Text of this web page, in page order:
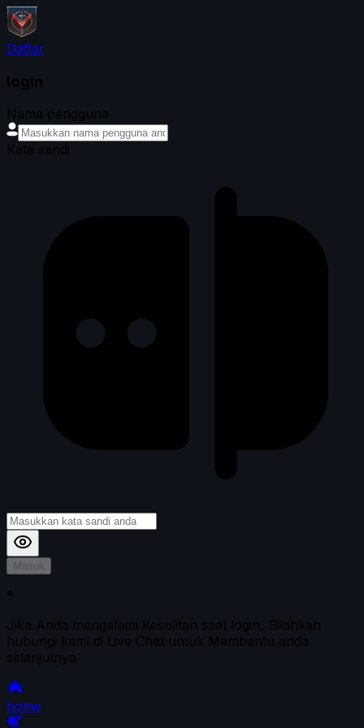
Daftar
login
Nama pengguna
Kata sandi
Masuk
*
Jika Anda mengalami Kesulitan saat login, Silahkan
hubungi kami di Live Chat untuk Membantu anda
selanjutnya
home